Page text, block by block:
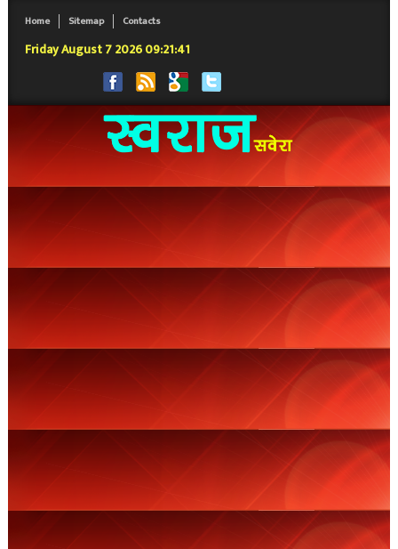
Home Sitemap Contacts
Friday August 7 2026 09:21:41